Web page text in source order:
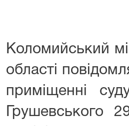
Коломийський
області
приміщенні
Грушевського